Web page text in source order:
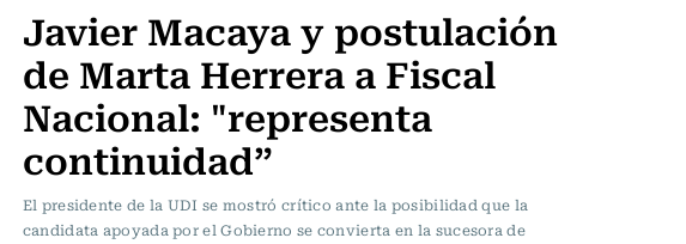
Javier Macaya y postulación
de Marta Herrera a Fiscal
Nacional: "representa
continuidad”
El presidente de la UDI se mostró crítico ante la posibilidad que la
candidata apoyada por el Gobierno se convierta en la sucesora de